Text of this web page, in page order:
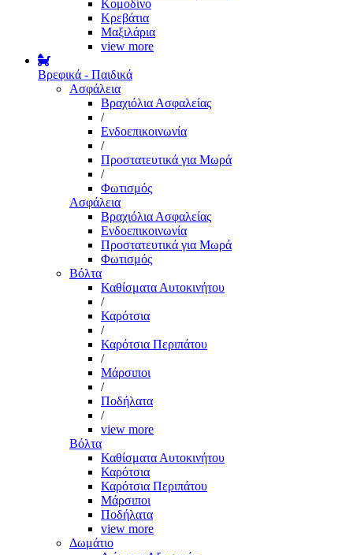
Κομοδίνο
Κρεβάτια
Μαξιλάρια
view more
Βρεφικά - Παιδικά
Ασφάλεια
Βραχιόλια Ασφαλείας
/
Ενδοεπικοινωνία
/
Προστατευτικά για Μωρά
/
Φωτισμός
Ασφάλεια
Βραχιόλια Ασφαλείας
Ενδοεπικοινωνία
Προστατευτικά για Μωρά
Φωτισμός
Βόλτα
Καθίσματα Αυτοκινήτου
/
Καρότσια
/
Καρότσια Περιπάτου
/
Μάρσιποι
/
Ποδήλατα
/
view more
Βόλτα
Καθίσματα Αυτοκινήτου
Καρότσια
Καρότσια Περιπάτου
Μάρσιποι
Ποδήλατα
view more
Δωμάτιο